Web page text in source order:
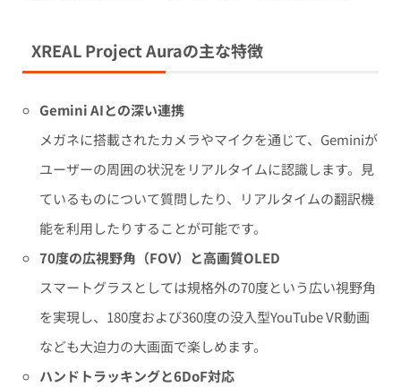
XREAL Project Auraの主な特徴
Gemini AIとの深い連携
メガネに搭載されたカメラやマイクを通じて、Geminiが
ユーザーの周囲の状況をリアルタイムに認識します。見
ているものについて質問したり、リアルタイムの翻訳機
能を利用したりすることが可能です。
70度の広視野角（FOV）と高画質OLED
スマートグラスとしては規格外の70度という広い視野角
を実現し、180度および360度の没入型YouTube VR動画
なども大迫力の大画面で楽しめます。
ハンドトラッキングと6DoF対応